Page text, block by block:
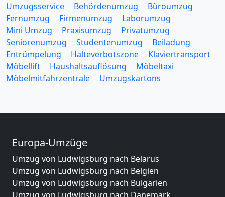
Umzugsservice Behördenumzug
Büroumzug
Fernumzug
Firmenumzug
Laborumzug
Mini Umzug
Praxisumzug
Privatumzug
Seniorenumzug
Studentenumzug
Beiladung
Entrümpelung
Halteverbotszone
Klaviertransport
Möbellift
Haushaltsauflösung
Möbeltaxi
Möbelmitfahrzentrale
Umzugskartons
Europa-Umzüge
Umzug von Ludwigsburg nach Belarus
Umzug von Ludwigsburg nach Belgien
Umzug von Ludwigsburg nach Bulgarien